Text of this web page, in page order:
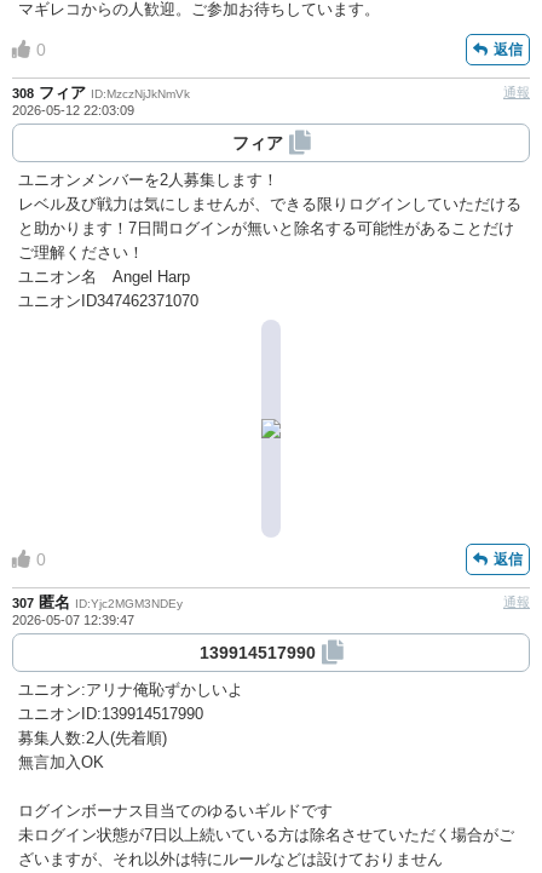
マギレコからの人歓迎。ご参加お待ちしています。
0 返信
308 フィア ID:MzczNjJkNmVk
2026-05-12 22:03:09
通報
フィア
ユニオンメンバーを2人募集します！
レベル及び戦力は気にしませんが、できる限りログインしていただける
と助かります！7日間ログインが無いと除名する可能性があることだけ
ご理解ください！
ユニオン名 Angel Harp
ユニオンID347462371070
0 返信
307 匿名 ID:Yjc2MGM3NDEy
2026-05-07 12:39:47
通報
139914517990
ユニオン:アリナ俺恥ずかしいよ
ユニオンID:139914517990
募集人数:2人(先着順)
無言加入OK
ログインボーナス目当てのゆるいギルドです
未ログイン状態が7日以上続いている方は除名させていただく場合がご
ざいますが、それ以外は特にルールなどは設けておりません